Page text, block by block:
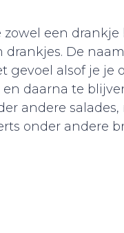
een
De
gevoel alsof je je
daarna te
andere
onder andere